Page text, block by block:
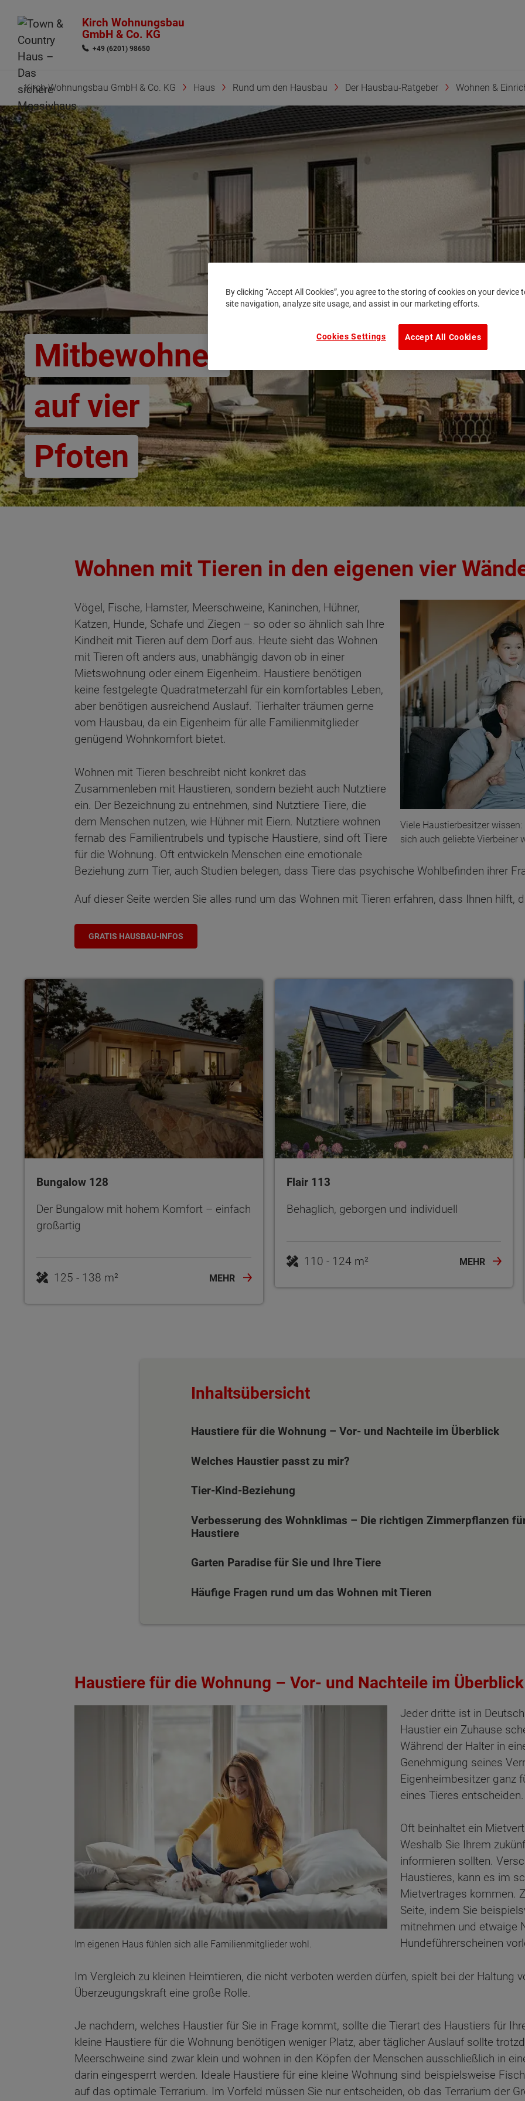
Kirch Wohnungsbau
GmbH & Co. KG
+49 (6201) 98650
Kirch Wohnungsbau GmbH & Co. KG Haus Rund um den Hausbau Der Hausbau-Ratgeber Wohnen &
Mitbewohner
auf vier
Pfoten
Wohnen mit Tieren in den eigenen vier
Viele Haustierbesitzer
sich auch geliebte Vierbeiner
Vögel, Fische, Hamster, Meerschweine, Kaninchen, Hühner,
Katzen, Hunde, Schafe und Ziegen – so oder so ähnlich sah Ihre
Kindheit mit Tieren auf dem Dorf aus. Heute sieht das Wohnen
mit Tieren oft anders aus, unabhängig davon ob in einer
Mietswohnung oder einem Eigenheim. Haustiere benötigen
keine festgelegte Quadratmeterzahl für ein komfortables Leben,
aber benötigen ausreichend Auslauf. Tierhalter träumen gerne
vom Hausbau, da ein Eigenheim für alle Familienmitglieder
genügend Wohnkomfort bietet.
Wohnen mit Tieren beschreibt nicht konkret das
Zusammenleben mit Haustieren, sondern bezieht auch Nutztiere
ein. Der Bezeichnung zu entnehmen, sind Nutztiere Tiere, die
dem Menschen nutzen, wie Hühner mit Eiern. Nutztiere wohnen
fernab des Familientrubels und typische Haustiere, sind oft Tiere
für die Wohnung. Oft entwickeln Menschen eine emotionale
Beziehung zum Tier, auch Studien belegen, dass Tiere das psychische Wohlbefinden ihrer
Auf dieser Seite werden Sie alles rund um das Wohnen mit Tieren erfahren, dass Ihnen hilft,
GRATIS HAUSBAU-INFOS
Bungalow 128
Der Bungalow mit hohem Komfort – einfach
großartig
125 - 138 m² MEHR
Flair 113
Behaglich, geborgen und individuell
110 - 124 m² MEHR
Inhaltsübersicht
Haustiere für die Wohnung – Vor- und Nachteile im Überblick
Welches Haustier passt zu mir?
Tier-Kind-Beziehung
Verbesserung des Wohnklimas – Die richtigen Zimmerpflanzen
Haustiere
Garten Paradise für Sie und Ihre Tiere
Häufige Fragen rund um das Wohnen mit Tieren
Haustiere für die Wohnung – Vor- und Nachteile im Überblick
Im eigenen Haus fühlen sich alle Familienmitglieder wohl.
Jeder dritte ist in
Haustier ein Zuhause
Während der Halter in
Genehmigung seines
Eigenheimbesitzer ganz
eines Tieres entscheiden.
Oft beinhaltet ein
Weshalb Sie Ihrem
informieren sollten.
Haustieres, kann es im
Mietvertrages kommen.
Seite, indem Sie
mitnehmen und etwaige
Hundeführerscheinen
Im Vergleich zu kleinen Heimtieren, die nicht verboten werden dürfen, spielt bei der Haltung
Überzeugungskraft eine große Rolle.
Je nachdem, welches Haustier für Sie in Frage kommt, sollte die Tierart des Haustiers für
kleine Haustiere für die Wohnung benötigen weniger Platz, aber täglicher Auslauf sollte
Meerschweine sind zwar klein und wohnen in den Köpfen der Menschen ausschließlich in
darin eingesperrt werden. Ideale Haustiere für eine kleine Wohnung sind beispielsweise
auf das optimale Terrarium. Im Vorfeld müssen Sie nur entscheiden, ob das Terrarium der
Wonach möchten Sie suchen?
By clicking “Accept All Cookies”, you agree to the storing of cookies on your device
site navigation, analyze site usage, and assist in our marketing efforts.
Accept All Cookies
Cookies Settings